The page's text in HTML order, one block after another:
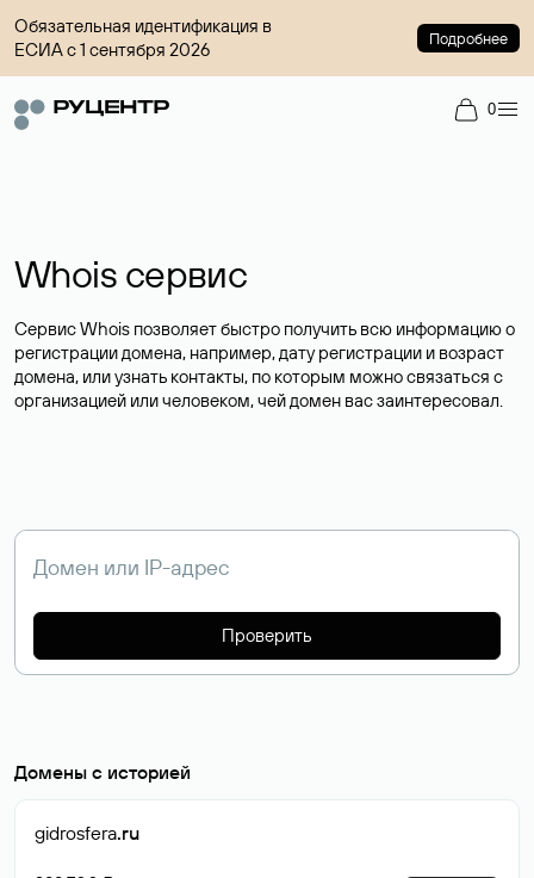
Обязательная идентификация в
ЕСИА с 1 сентября 2026
Подробнее
0
Whois сервис
Сервис Whois позволяет быстро получить всю информацию о
регистрации домена, например, дату регистрации и возраст
домена, или узнать контакты, по которым можно связаться с
организацией или человеком, чей домен вас заинтересовал.
Проверить
Домены с историей
gidrosfera.ru